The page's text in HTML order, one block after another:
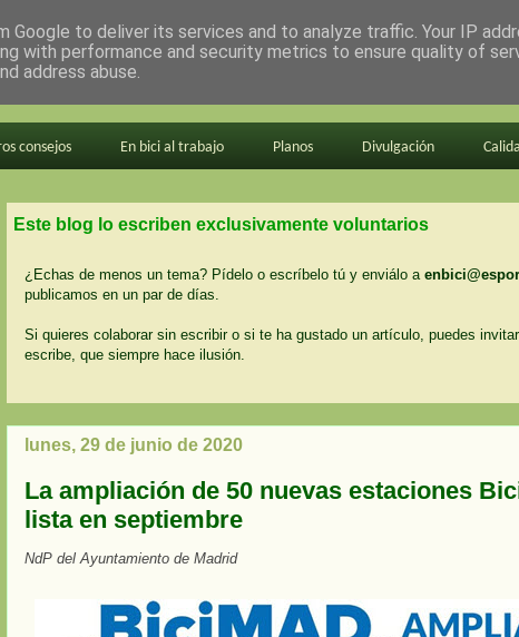
consejos En bici al trabajo Planos Divulgación
Este blog lo escriben exclusivamente voluntarios
¿Echas de menos un tema? Pídelo o escríbelo tú y enviálo a
publicamos en un par de días.
Si quieres colaborar sin escribir o si te ha gustado un artículo, puedes
escribe, que siempre hace ilusión.
lunes, 29 de junio de 2020
La ampliación de 50 nuevas estaciones
lista en septiembre
NdP del Ayuntamiento de Madrid
Google to deliver its services and to analyze traffic. Your IP
with performance and security metrics to ensure quality of
address abuse.